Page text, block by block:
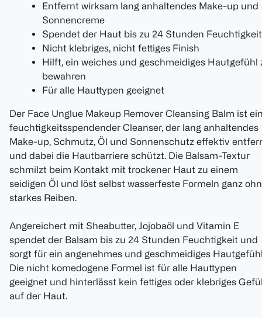
Entfernt wirksam lang anhaltendes Make-up und
Sonnencreme
Spendet der Haut bis zu 24 Stunden Feuchtigkeit
Nicht klebriges, nicht fettiges Finish
Hilft, ein weiches und geschmeidiges Hautgefühl
bewahren
Für alle Hauttypen geeignet
Der Face Unglue Makeup Remover Cleansing Balm ist
feuchtigkeitsspendender Cleanser, der lang anhaltendes
Make-up, Schmutz, Öl und Sonnenschutz effektiv
und dabei die Hautbarriere schützt. Die Balsam-Textur
schmilzt beim Kontakt mit trockener Haut zu einem
seidigen Öl und löst selbst wasserfeste Formeln ganz
starkes Reiben.
Angereichert mit Sheabutter, Jojobaöl und Vitamin E
spendet der Balsam bis zu 24 Stunden Feuchtigkeit und
sorgt für ein angenehmes und geschmeidiges
Die nicht komedogene Formel ist für alle Hauttypen
geeignet und hinterlässt kein fettiges oder klebriges
auf der Haut.